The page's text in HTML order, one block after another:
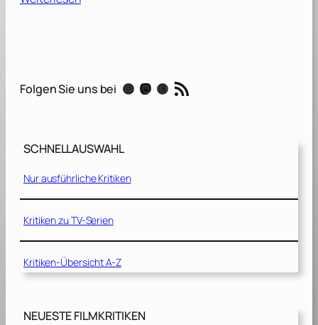
r
D
e
R
ü
k
e
r
Folgen Sie uns bei Instagram Mastodon Threads RSS-Feed
SCHNELLAUSWAHL
Nur ausführliche Kritiken
Kritiken zu TV-Serien
Kritiken-Übersicht A-Z
NEUESTE FILMKRITIKEN